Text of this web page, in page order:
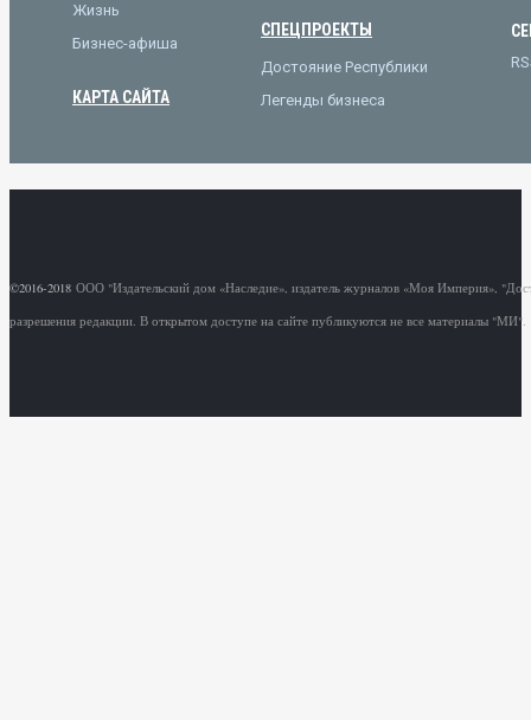
Жизнь
Бизнес-афиша
КАРТА САЙТА
СПЕЦПРОЕКТЫ
Достояние Республики
Легенды бизнеса
©2016-2018 ООО "Издательский дом «Наследие», издатель журналов «Моя Империя»,
разрешения редакции. В открытом доступе на сайте публикуются не все материалы "МИ".